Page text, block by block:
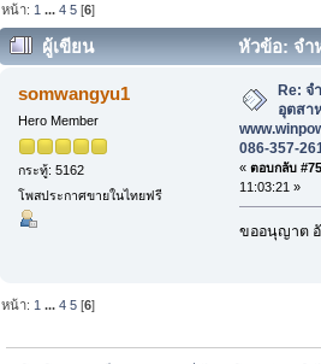
หน้า: 1 ...4 5 [6]
ผู้เขียน
หัวข้อ: จำ
www.winpowerth.com โทร. 086-
somwangyu1
Hero Member
กระทู้: 5162
โพสประกาศขายในไทยฟรี
Re:
อุตสา
086-357-
« ตอบกลับ
11:03:21 »
ขออนุญาต
หน้า:1 ...4 5 [6]